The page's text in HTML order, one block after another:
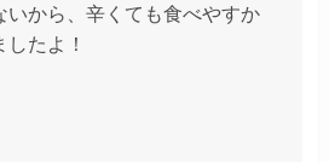
いから、辛くても食べやすか
たよ！